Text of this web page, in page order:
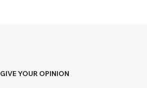
GIVE YOUR OPINION